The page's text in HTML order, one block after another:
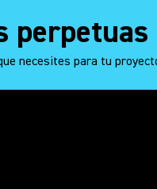
necesites para tu